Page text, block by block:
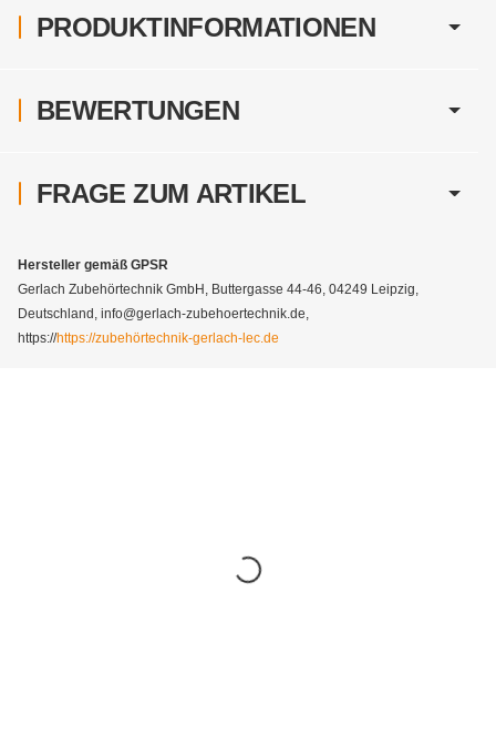
PRODUKTINFORMATIONEN
BEWERTUNGEN
FRAGE ZUM ARTIKEL
Hersteller gemäß GPSR
Gerlach Zubehörtechnik GmbH, Buttergasse 44-46, 04249 Leipzig,
Deutschland, info@gerlach-zubehoertechnik.de,
https://https://zubehörtechnik-gerlach-lec.de